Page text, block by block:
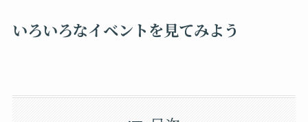
いろいろなイベントを見てみよう